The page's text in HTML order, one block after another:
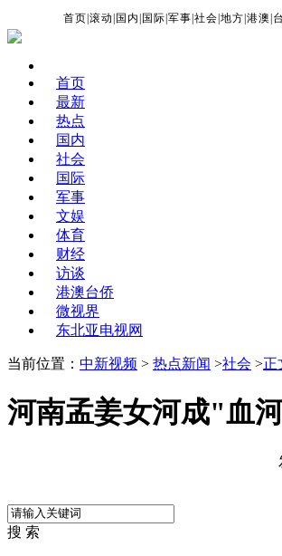
首页 |滚动 国内 国际 |军事 |社会 |地方 |港澳
首页
最新
热点
国内
社会
国际
军事
文娱
体育
财经
访谈
港澳台侨
微视界
东北亚电视网
当前位置： 中新视频 > 热点新闻 >社会 >正
河南孟姜女河成"血
搜 索